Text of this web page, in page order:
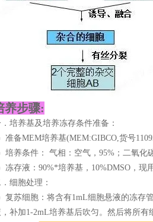
养步骤:
培养基及培养冻存条件准备：
准备MEM培养基(MEM:GIBCO,货号
培养条件： 气相：空气，95%；二氧化
冻存液：90%*培养基，10%DMSO，现
细胞处理：
复苏细胞：将含有1mL细胞悬液的冻存
补加1-2mL培养基后吹匀。然后将所有